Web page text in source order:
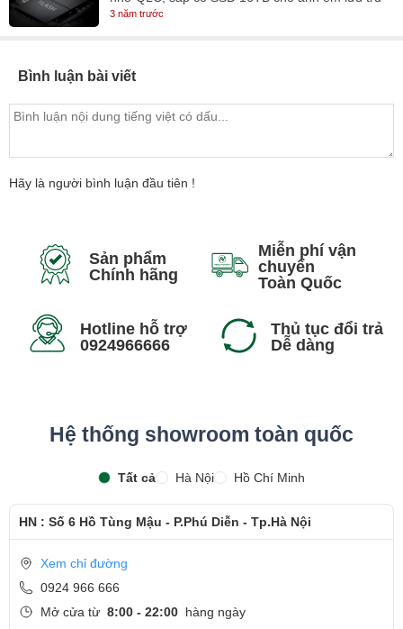
3 năm trước
Bình luận bài viết
Hãy là người bình luận đầu tiên !
Sản phẩm
Chính hãng
Miễn phí vận
chuyển
Toàn Quốc
Hotline hỗ trợ
0924966666
Thủ tục đổi trả
Dễ dàng
Hệ thống showroom toàn quốc
Tất cả Hà Nội Hồ Chí Minh
HN : Số 6 Hồ Tùng Mậu - P.Phú Diễn - Tp.Hà Nội
Xem chỉ đường
0924 966 666
Mở cửa từ 8:00 - 22:00 hàng ngày